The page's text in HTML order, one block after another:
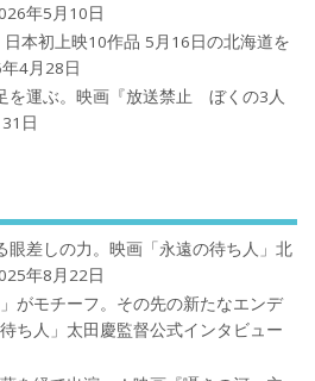
年5月10日
日本初上映10作品 5月16日の北海道を
4月28日
を運ぶ。映画『放送禁止 ぼくの3人
日
眼差しの力。映画「永遠の待ち人」北
年8月22日
がモチーフ。その先の新たなエンデ
ち人」太田慶監督公式インタビュー